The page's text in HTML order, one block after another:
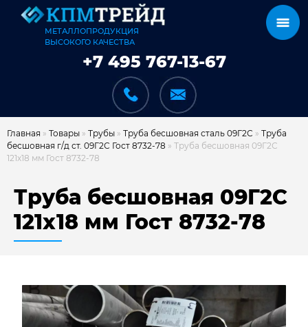
МЕТАЛЛОПРОДУКЦИЯ
ВЫСОКОГО КАЧЕСТВА
+7 495 767-13-67
ДОСТАВКА И ОПЛАТА
Главная » Товары » Трубы » Труба бесшовная сталь 09Г2С » Труба
бесшовная г/д ст. 09Г2С Гост 8732-78 » Труба бесшовная 09Г2С
121х18 мм Гост 8732-78
Труба бесшовная 09Г2С
121х18 мм Гост 8732-78